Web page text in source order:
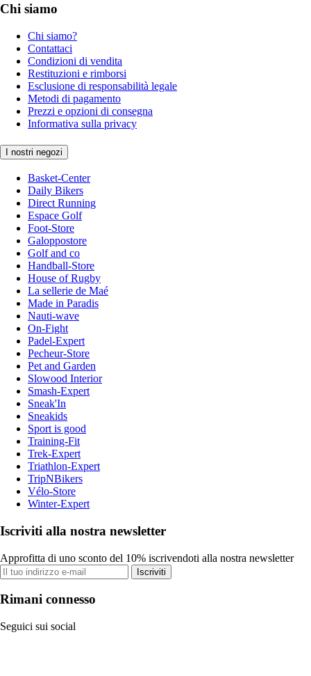
Chi siamo
Chi siamo?
Contattaci
Condizioni di vendita
Restituzioni e rimborsi
Esclusione di responsabilità legale
Metodi di pagamento
Prezzi e opzioni di consegna
Informativa sulla privacy
I nostri negozi
Basket-Center
Daily Bikers
Direct Running
Espace Golf
Foot-Store
Galoppostore
Golf and co
Handball-Store
House of Rugby
La sellerie de Maé
Made in Paradis
Nauti-wave
On-Fight
Padel-Expert
Pecheur-Store
Pet and Garden
Slowood Interior
Smash-Expert
Sneak'In
Sneakids
Sport is good
Training-Fit
Trek-Expert
Triathlon-Expert
TripNBikers
Vélo-Store
Winter-Expert
Iscriviti alla nostra newsletter
Approfitta di uno sconto del 10% iscrivendoti alla nostra newsletter
Iscriviti
Rimani connesso
Seguici sui social